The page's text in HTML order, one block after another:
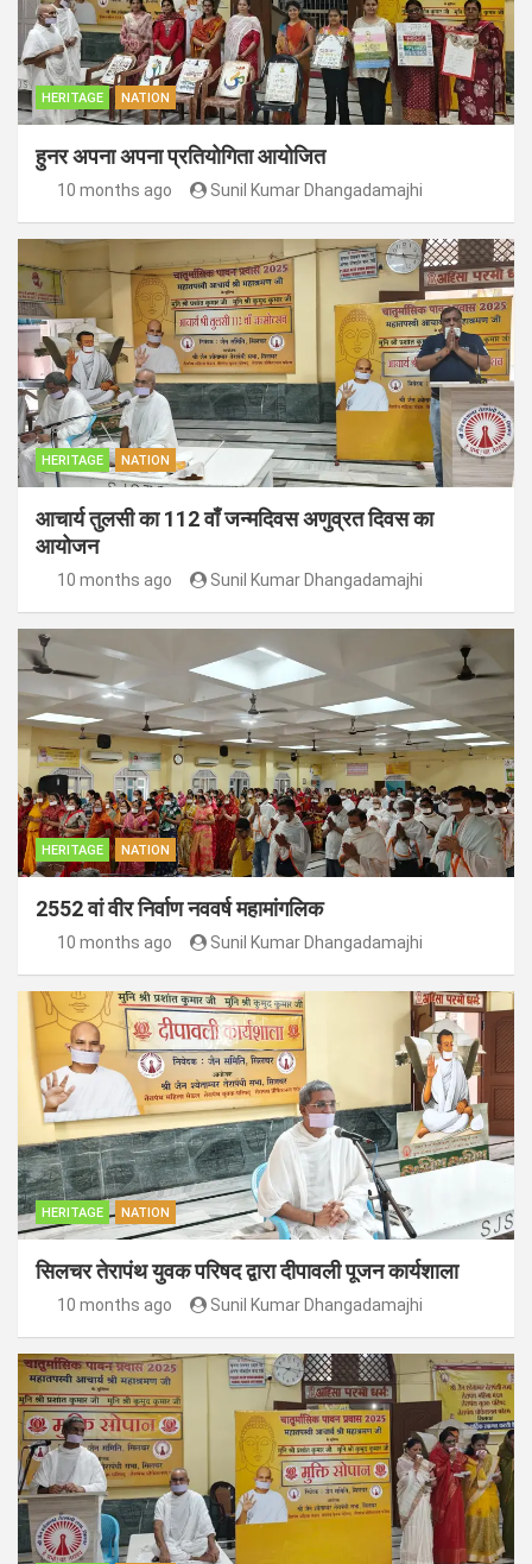
HERITAGE NATION
हुनर अपना अपना प्रतियोगिता आयोजित
10 months ago Sunil Kumar Dhangadamajhi
HERITAGE NATION
आचार्य तुलसी का 112 वाँ जन्मदिवस अणुव्रत दिवस का
आयोजन
10 months ago Sunil Kumar Dhangadamajhi
HERITAGE NATION
2552 वां वीर निर्वाण नववर्ष महामांगलिक
10 months ago Sunil Kumar Dhangadamajhi
HERITAGE NATION
सिलचर तेरापंथ युवक परिषद द्वारा दीपावली पूजन कार्यशाला
10 months ago Sunil Kumar Dhangadamajhi